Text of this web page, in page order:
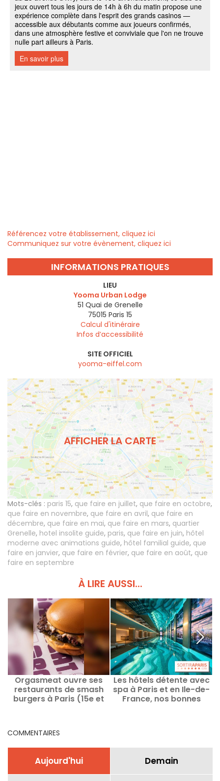
Référencez votre établissement, cliquez ici
Communiquez sur votre évènement, cliquez ici
INFORMATIONS PRATIQUES
LIEU
Yooma Urban Lodge
51 Quai de Grenelle
75015 Paris 15
Calcul d'itinéraire
Infos d’accessibilité
SITE OFFICIEL
yooma-eiffel.com
AFFICHER LA CARTE
Mots-clés : paris 15, que faire en juillet, que faire en octobre,
que faire en novembre, que faire en avril, que faire en
décembre, que faire en mai, que faire en mars, quartier
Grenelle, hotel insolite guide, paris, que faire en juin, hôtel
moderne avec animations guide, hôtel familial guide, que
faire en janvier, que faire en février, que faire en août, que
faire en septembre
À LIRE AUSSI...
Orgasmeat ouvre ses
restaurants de smash
burgers à Paris (15e et
Les hôtels détente avec
spa à Paris et en Ile-de-
France, nos bonnes
COMMENTAIRES
Aujourd'hui Demain